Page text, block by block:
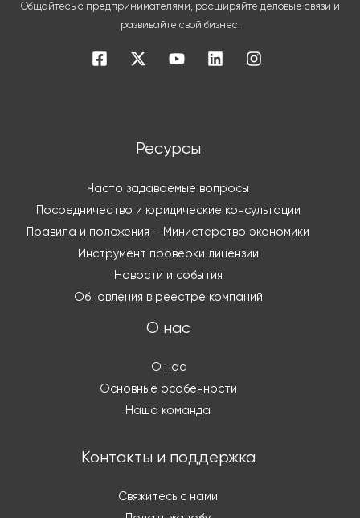
Общайтесь с предпринимателями, расширяйте деловые связи и
развивайте свой бизнес.
Ресурсы
Часто задаваемые вопросы
Посредничество и юридические консультации
Правила и положения – Министерство экономики
Инструмент проверки лицензии
Новости и события
Обновления в реестре компаний
О нас
О нас
Основные особенности
Наша команда
Контакты и поддержка
Свяжитесь с нами